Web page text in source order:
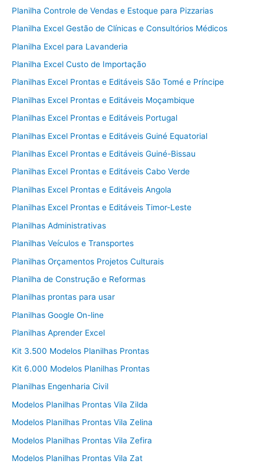
Planilha Controle de Vendas e Estoque para Pizzarias
Planilha Excel Gestão de Clínicas e Consultórios Médicos
Planilha Excel para Lavanderia
Planilha Excel Custo de Importação
Planilhas Excel Prontas e Editáveis São Tomé e Príncipe
Planilhas Excel Prontas e Editáveis Moçambique
Planilhas Excel Prontas e Editáveis Portugal
Planilhas Excel Prontas e Editáveis Guiné Equatorial
Planilhas Excel Prontas e Editáveis Guiné-Bissau
Planilhas Excel Prontas e Editáveis Cabo Verde
Planilhas Excel Prontas e Editáveis Angola
Planilhas Excel Prontas e Editáveis Timor-Leste
Planilhas Administrativas
Planilhas Veículos e Transportes
Planilhas Orçamentos Projetos Culturais
Planilha de Construção e Reformas
Planilhas prontas para usar
Planilhas Google On-line
Planilhas Aprender Excel
Kit 3.500 Modelos Planilhas Prontas
Kit 6.000 Modelos Planilhas Prontas
Planilhas Engenharia Civil
Modelos Planilhas Prontas Vila Zilda
Modelos Planilhas Prontas Vila Zelina
Modelos Planilhas Prontas Vila Zefira
Modelos Planilhas Prontas Vila Zat